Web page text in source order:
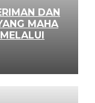
DAN
MAHA